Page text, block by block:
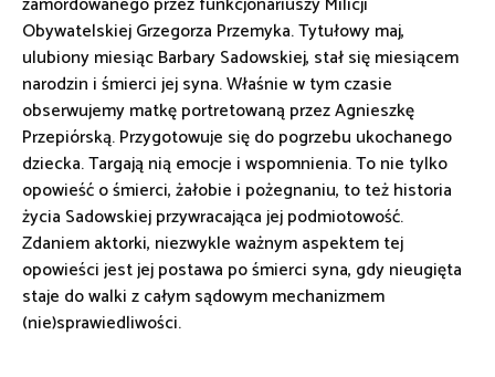
Obywatelskiej Grzegorza Przemyka. Tytułowy maj,
ulubiony miesiąc Barbary Sadowskiej, stał się miesiącem
narodzin i śmierci jej syna. Właśnie w tym czasie
obserwujemy matkę portretowaną przez Agnieszkę
Przepiórską. Przygotowuje się do pogrzebu ukochanego
dziecka. Targają nią emocje i wspomnienia. To nie tylko
opowieść o śmierci, żałobie i pożegnaniu, to też historia
życia Sadowskiej przywracająca jej podmiotowość.
Zdaniem aktorki, niezwykle ważnym aspektem tej
opowieści jest jej postawa po śmierci syna, gdy nieugięta
staje do walki z całym sądowym mechanizmem
(nie)sprawiedliwości.